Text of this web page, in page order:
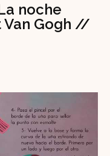
noche
Gogh //